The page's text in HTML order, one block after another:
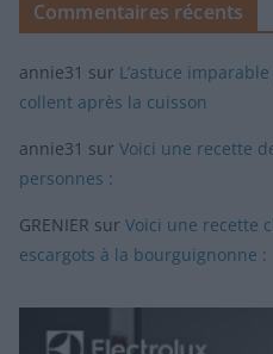
Commentaires récents
annie31 sur L’astuce
collent après la cuisson
annie31 sur Voici une recette
personnes :
GRENIER sur Voici une recette
escargots à la bourguignonne :